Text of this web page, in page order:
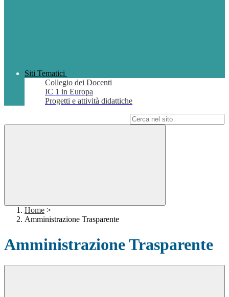
Siti Tematici
Collegio dei Docenti
IC 1 in Europa
Progetti e attività didattiche
Home >
Amministrazione Trasparente
Amministrazione Trasparente